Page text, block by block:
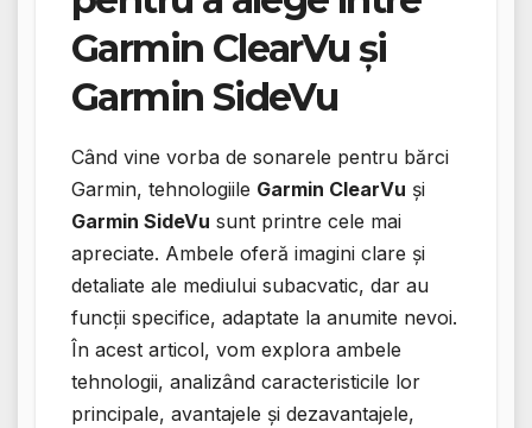
Garmin ClearVu și
Garmin SideVu
Când vine vorba de sonarele pentru bărci
Garmin, tehnologiile Garmin ClearVu și
Garmin SideVu sunt printre cele mai
apreciate. Ambele oferă imagini clare și
detaliate ale mediului subacvatic, dar au
funcții specifice, adaptate la anumite nevoi.
În acest articol, vom explora ambele
tehnologii, analizând caracteristicile lor
principale, avantajele și dezavantajele,